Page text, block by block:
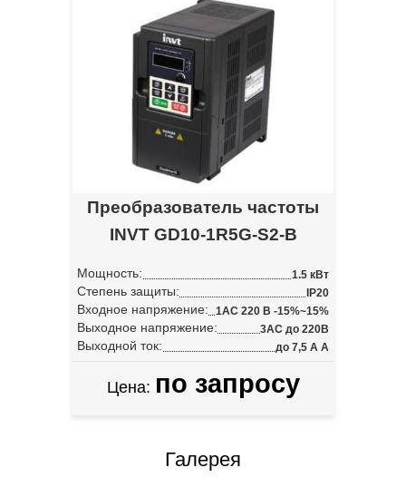
Преобразователь частоты
INVT GD10-1R5G-S2-B
Мощность: 1.5 кВт
Степень защиты: IP20
Входное напряжение: 1АС 220 В -15%~15%
Выходное напряжение: 3АС до 220В
Выходной ток: до 7,5 А А
Цена: по запросу
Галерея